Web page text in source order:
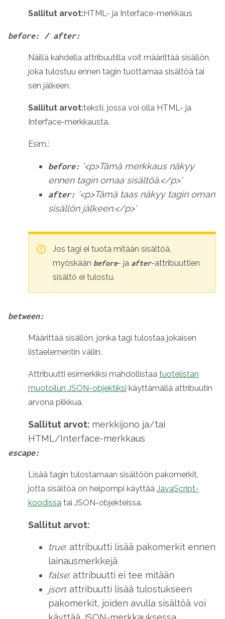
Sallitut arvot:HTML- ja Interface-merkkaus
before: / after:
Näillä kahdella attribuutilla voit määrittää sisällön,
joka tulostuu ennen tagin tuottamaa sisältöä tai
sen jälkeen.
Sallitut arvot:teksti, jossa voi olla HTML- ja
Interface-merkkausta.
Esim.:
before: '<p>Tämä merkkaus näkyy
ennen tagin omaa sisältöä.</p>'
after: '<p>Tämä taas näkyy tagin oman
sisällön jälkeen.</p>'
Jos tagi ei tuota mitään sisältöä,
myöskään before- ja after-attribuuttien
sisältö ei tulostu.
between:
Määrittää sisällön, jonka tagi tulostaa jokaisen
listaelementin väliin.
Attribuutti esimerkiksi mahdollistaa tuotelistan
muotoilun JSON-objektiksi käyttämällä attribuutin
arvona pilkkua.
Sallitut arvot: merkkijono ja/tai
HTML/Interface-merkkaus
escape:
Lisää tagin tulostamaan sisältöön pakomerkit,
jotta sisältöä on helpompi käyttää JavaScript-
koodissa tai JSON-objekteissa.
Sallitut arvot:
true: attribuutti lisää pakomerkit ennen
lainausmerkkejä
false: attribuutti ei tee mitään
json: attribuutti lisää tulostukseen
pakomerkit, joiden avulla sisältöä voi